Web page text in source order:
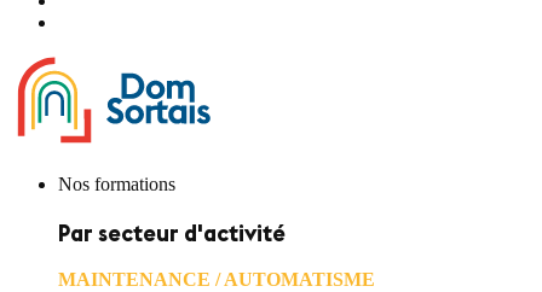
Nos formations
Par secteur d'activité
MAINTENANCE / AUTOMATISME